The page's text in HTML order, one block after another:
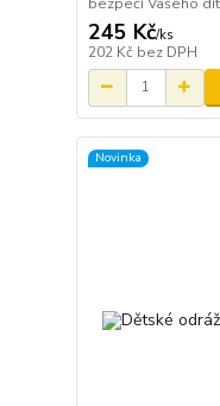
245 Kč/ks
202 Kč bez DPH
Novinka